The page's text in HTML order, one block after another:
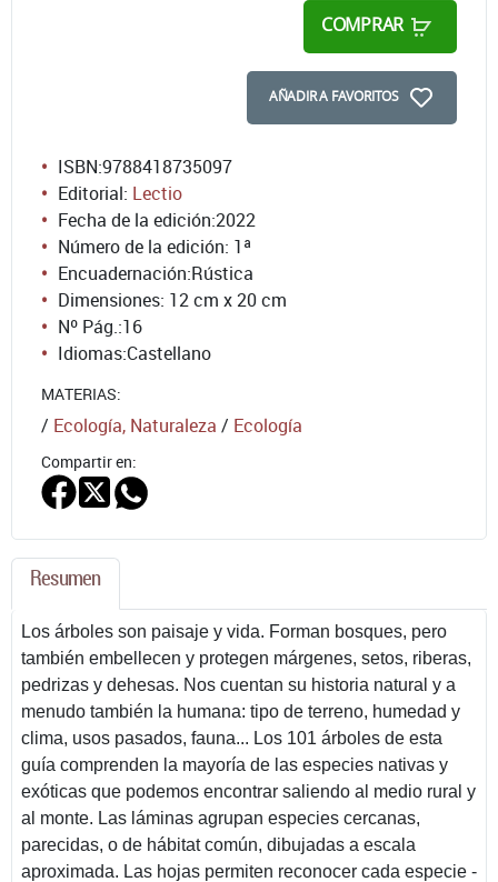
COMPRAR
AÑADIR A FAVORITOS
ISBN:9788418735097
Editorial: Lectio
Fecha de la edición:2022
Número de la edición: 1ª
Encuadernación:Rústica
Dimensiones: 12 cm x 20 cm
Nº Pág.:16
Idiomas:Castellano
MATERIAS:
/ Ecología, Naturaleza / Ecología
Compartir en:
Resumen
Los árboles son paisaje y vida. Forman bosques, pero
también embellecen y protegen márgenes, setos, riberas,
pedrizas y dehesas. Nos cuentan su historia natural y a
menudo también la humana: tipo de terreno, humedad y
clima, usos pasados, fauna... Los 101 árboles de esta
guía comprenden la mayoría de las especies nativas y
exóticas que podemos encontrar saliendo al medio rural y
al monte. Las láminas agrupan especies cercanas,
parecidas, o de hábitat común, dibujadas a escala
aproximada. Las hojas permiten reconocer cada especie -